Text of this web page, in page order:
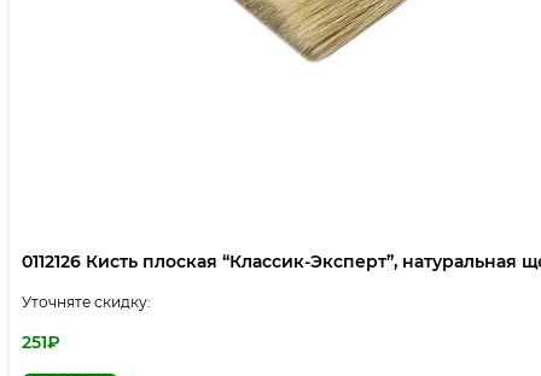
0112126 Кисть плоская “Классик-Эксперт”, натуральная
Уточняте скидку:
251₽